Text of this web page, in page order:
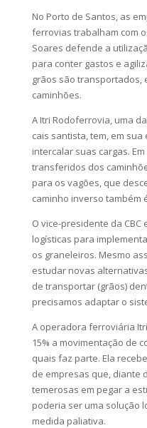
No Porto de Santos, as
ferrovias trabalham com
Soares defende a
para conter gastos e
grãos são transportados,
caminhões.
A Itri Rodoferrovia, uma
cais santista, tem, em
intercalar suas cargas.
transferidos dos
para os vagões, que
caminho inverso também
O vice-presidente da
logísticas para
os graneleiros. Mesmo
estudar novas
de transportar (grãos)
precisamos adaptar o
A operadora ferroviária
15% a movimentação de
quais faz parte. Ela
de empresas que, diante
temerosas em pegar a
poderia ser uma solução
medida paliativa.